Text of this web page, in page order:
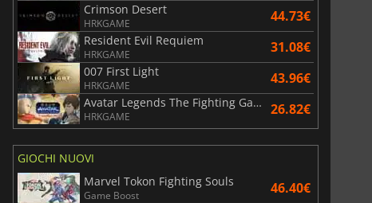
Crimson Desert
HRKGAME 44.73€
Resident Evil Requiem
HRKGAME 31.08€
007 First Light
HRKGAME 43.96€
Avatar Legends The Fighting Game
HRKGAME 26.82€
GIOCHI NUOVI
Marvel Tokon Fighting Souls
Game Boost 46.40€